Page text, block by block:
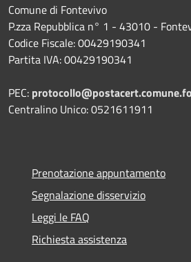
Comune di Fontevivo
P.zza Repubblica n° 1 - 43010 -
Codice Fiscale: 00429190341
Partita IVA: 00429190341
PEC:
Centralino Unico: 0521611911
Prenotazione appuntamento
Segnalazione disservizio
Leggi le FAQ
Richiesta assistenza